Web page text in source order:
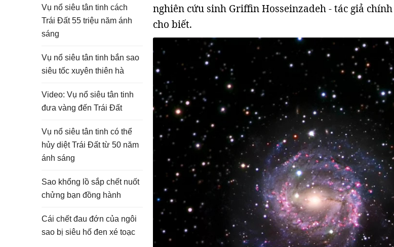
nghiên cứu sinh Griffin Hosseinzadeh - tác giả
cho biết.
Vụ nổ siêu tân tinh cách
Trái Đất 55 triệu năm ánh
sáng
Vụ nổ siêu tân tinh bắn sao
siêu tốc xuyên thiên hà
Video: Vụ nổ siêu tân tinh
đưa vàng đến Trái Đất
Vụ nổ siêu tân tinh có thể
hủy diệt Trái Đất từ 50 năm
ánh sáng
Sao khổng lồ sắp chết nuốt
chửng bạn đồng hành
Cái chết đau đớn của ngôi
sao bị siêu hố đen xé toạc